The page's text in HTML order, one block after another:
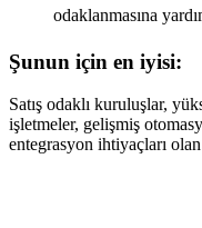
odaklanmasına
Şunun için en iyisi:
Satış odaklı kuruluşlar,
işletmeler, gelişmiş
entegrasyon ihtiyaçları